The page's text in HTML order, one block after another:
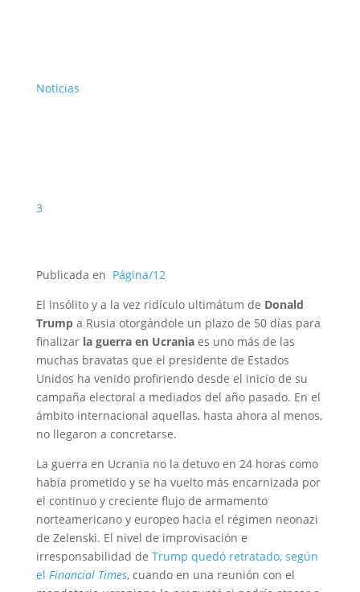
Noticias
3
Publicada en Página/12
El insólito y a la vez ridículo ultimátum de Donald
Trumpa Rusia otorgándole un plazo de 50 días para
finalizarla guerra en Ucraniaes uno más de las
muchas bravatas que el presidente de Estados
Unidos ha venido profiriendo desde el inicio de su
campaña electoral a mediados del año pasado. En el
ámbito internacional aquellas, hasta ahora al menos,
no llegaron a concretarse.
La guerra en Ucrania no la detuvo en 24 horas como
había prometido y se ha vuelto más encarnizada por
el continuo y creciente flujo de armamento
norteamericano y europeo hacia el régimen neonazi
de Zelenski. El nivel de improvisación e
irresponsabilidad de Trump quedó retratado, según
el Financial Times, cuando en una reunión con el